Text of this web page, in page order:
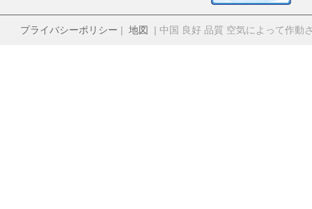
プライバシーポリシー | 地図 | 中国 良好 品質 空気によって作動